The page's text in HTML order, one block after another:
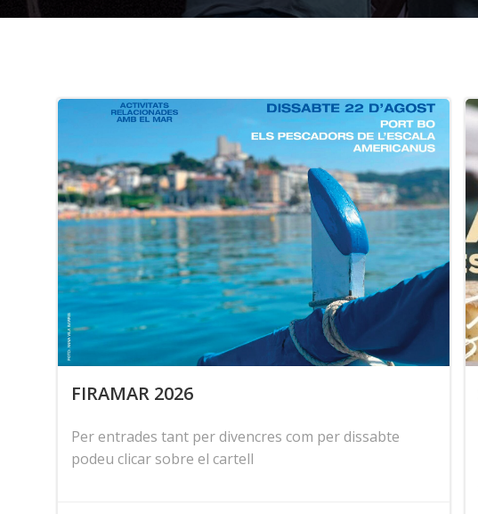
FIRAMAR 2026
Per entrades tant per divencres com per dissabte
podeu clicar sobre el cartell